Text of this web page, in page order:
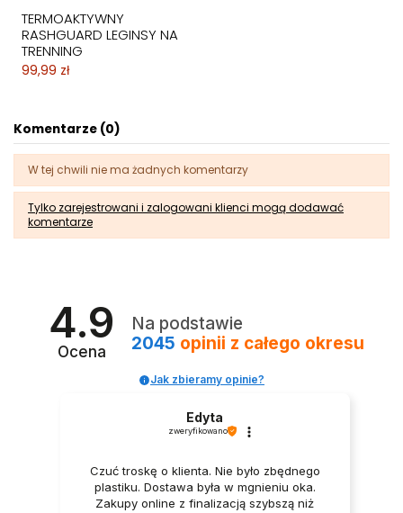
TERMOAKTYWNY
RASHGUARD LEGINSY NA
TRENNING
99,99 zł
Komentarze (0)
W tej chwili nie ma żadnych komentarzy
Tylko zarejestrowani i zalogowani klienci mogą dodawać
komentarze
4.9
Ocena
Na podstawie
2045 opinii z całego okresu
Jak zbieramy opinie?
Edyta
zweryfikowano
Czuć troskę o klienta. Nie było zbędnego
plastiku. Dostawa była w mgnieniu oka.
Zakupy online z finalizacją szybszą niż